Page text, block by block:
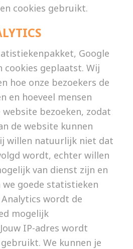
cookies gebruikt.
Google
cookies geplaatst. Wij
hoe onze bezoekers de
en hoeveel mensen
website bezoeken, zodat
de website kunnen
willen natuurlijk niet dat
wordt, echter willen
van dienst zijn en
goede statistieken
wordt de
mogelijk
IP-adres wordt
We kunnen je